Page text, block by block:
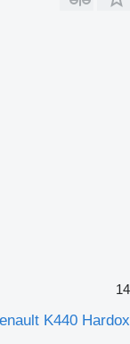
14
K440 Hardox